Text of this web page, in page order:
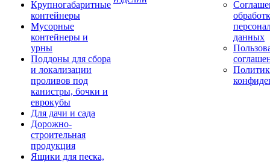
Крупногабаритные
контейнеры
Мусорные
контейнеры и
урны
Поддоны для сбора
и локализации
проливов под
канистры, бочки и
еврокубы
Для дачи и сада
Дорожно-
строительная
продукция
Ящики для песка,
данных